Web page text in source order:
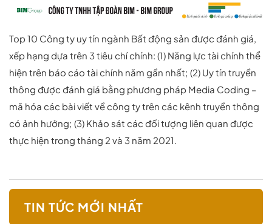
Top 10 Công ty uy tín ngành Bất động sản được đánh giá,
xếp hạng dựa trên 3 tiêu chí chính: (1) Năng lực tài chính thể
hiện trên báo cáo tài chính năm gần nhất; (2) Uy tín truyền
thông được đánh giá bằng phương pháp Media Coding –
mã hóa các bài viết về công ty trên các kênh truyền thông
có ảnh hưởng; (3) Khảo sát các đối tượng liên quan được
thực hiện trong tháng 2 và 3 năm 2021.
TIN TỨC MỚI NHẤT